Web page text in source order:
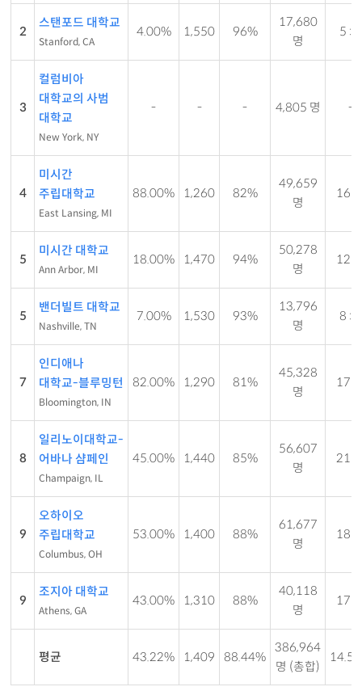
2
스탠포드 대학교
Stanford, CA
4.00% 1,550 96%
17,680
명
5 : 1
3
컬럼비아
대학교의 사범
대학교
New York, NY
- - - 4,805 명 -
4
미시간
주립대학교
East Lansing, MI
88.00% 1,260 82%
49,659
명
16 :
5
미시간 대학교
Ann Arbor, MI
18.00% 1,470 94%
50,278
명
12 :
5
밴더빌트 대학교
Nashville, TN
7.00% 1,530 93%
13,796
명
8 : 1
7
인디애나
대학교-블루밍턴
Bloomington, IN
82.00% 1,290 81%
45,328
명
17 :
8
일리노이대학교-
어바나 샴페인
Champaign, IL
45.00% 1,440 85%
56,607
명
21 :
9
오하이오
주립대학교
Columbus, OH
53.00% 1,400 88%
61,677
명
18 :
9
조지아 대학교
Athens, GA
43.00% 1,310 88%
40,118
명
17 :
평균 43.22% 1,409 88.44%
386,964
명 (총합)